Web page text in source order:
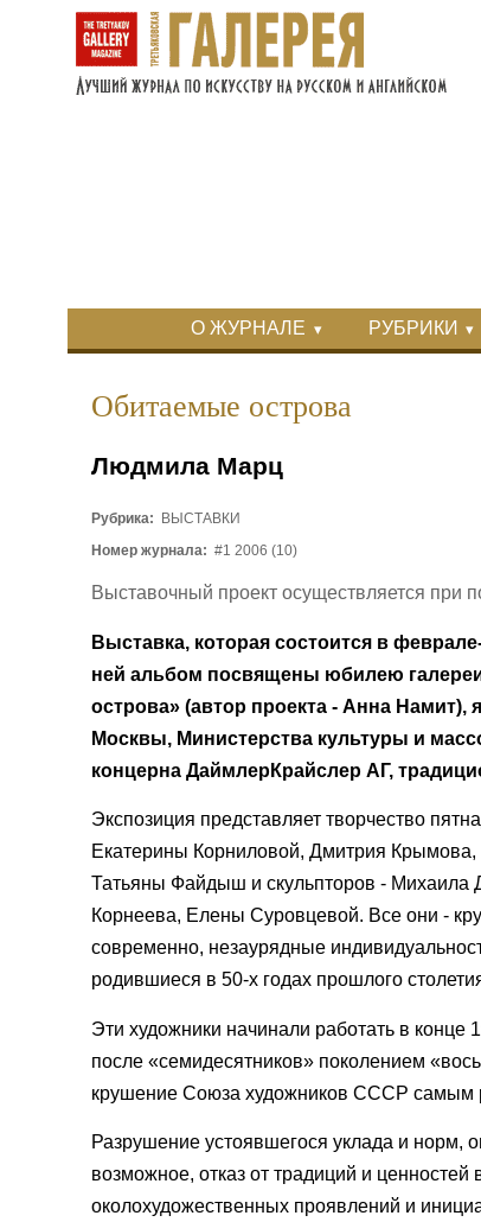
Перейти к основному содержанию
Skip to search
О ЖУРНАЛЕ РУБРИКИ
Обитаемые острова
Людмила Марц
Рубрика:
ВЫСТАВКИ
Номер журнала: #1 2006 (10)
Выставочный проект осуществляется при
Выставка, которая состоится в
ней альбом посвящены юбилею
острова» (автор проекта - Анна
Москвы, Министерства культуры и
концерна ДаймлерКрайслер АГ,
Экспозиция представляет творчество
Екатерины Корниловой, Дмитрия
Татьяны Файдыш и скульпторов - Михаила
Корнеева, Елены Суровцевой. Все они -
современно, незаурядные
родившиеся в 50-х годах прошлого
Эти художники начинали работать в
после «семидесятников» поколением
крушение Союза художников СССР самым
Разрушение устоявшегося уклада и норм,
возможное, отказ от традиций и
околохудожественных проявлений и